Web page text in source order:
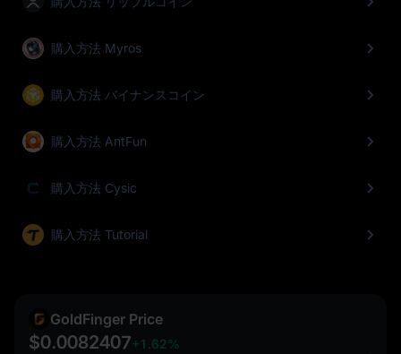
購入方法 Myros
購入方法 バイナンスコイン
購入方法 AntFun
購入方法 Cysic
購入方法 Tutorial
GoldFinger Price
$0.0082407+1.62%